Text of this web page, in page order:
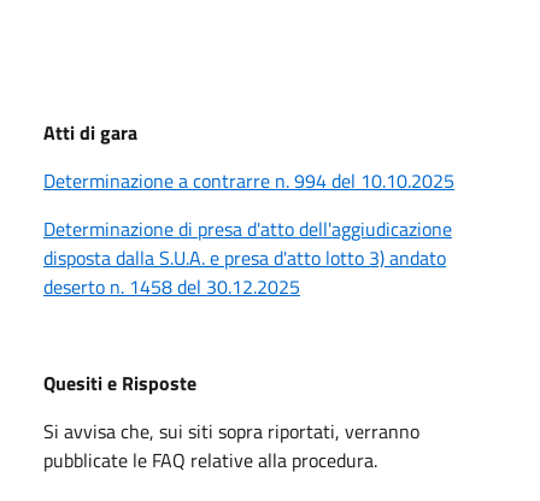
Atti di gara
Determinazione a contrarre n. 994 del 10.10.2025
Determinazione di presa d'atto dell'aggiudicazione
disposta dalla S.U.A. e presa d'atto lotto 3) andato
deserto n. 1458 del 30.12.2025
Quesiti e Risposte
Si avvisa che, sui siti sopra riportati, verranno
pubblicate le FAQ relative alla procedura.